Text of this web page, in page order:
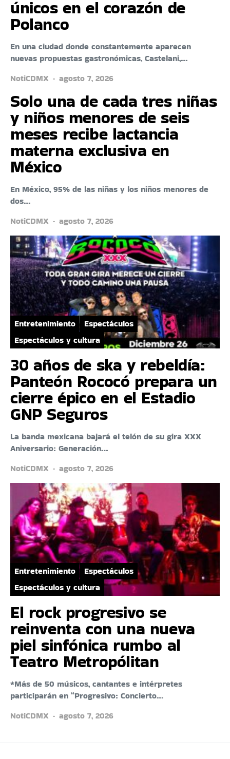
únicos en el corazón de
Polanco
En una ciudad donde constantemente aparecen
nuevas propuestas gastronómicas, Castelani,…
NotiCDMX
agosto 7, 2026
Solo una de cada tres niñas
y niños menores de seis
meses recibe lactancia
materna exclusiva en
México
En México, 95% de las niñas y los niños menores de
dos…
NotiCDMX
agosto 7, 2026
Entretenimiento
Espectáculos
Espectáculos y cultura
30 años de ska y rebeldía:
Panteón Rococó prepara un
cierre épico en el Estadio
GNP Seguros
La banda mexicana bajará el telón de su gira XXX
Aniversario: Generación…
NotiCDMX
agosto 7, 2026
Entretenimiento
Espectáculos
Espectáculos y cultura
El rock progresivo se
reinventa con una nueva
piel sinfónica rumbo al
Teatro Metropólitan
*Más de 50 músicos, cantantes e intérpretes
participarán en “Progresivo: Concierto…
NotiCDMX
agosto 7, 2026